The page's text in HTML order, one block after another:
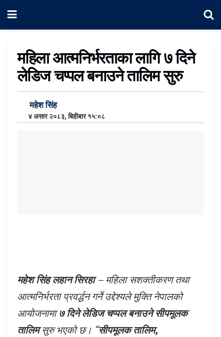
महिला आत्मनिर्भरताका लागि ७ दिने
लेडिज चप्पल बनाउने तालिम सुरु
महेश सिंह
४ असार २०८३, बिहीबार १५:०८
महेश सिंह लहान सिरहा– महिला सशक्तीकरण तथा
आत्मनिर्भरता प्रवर्द्धन गर्ने उद्देश्यले मुक्ति नेपालको
आयोजनामा७ दिने लेडिज चप्पल बनाउने सीपमूलक
तालिमसुरु भएको छ। “सीपमूलक तालिम,